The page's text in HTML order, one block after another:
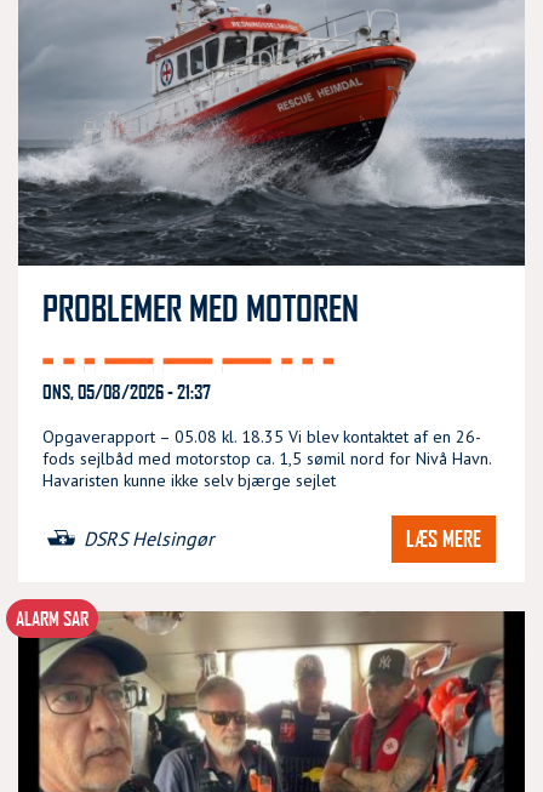
PROBLEMER MED MOTOREN
ONS, 05/08/2026 - 21:37
Opgaverapport – 05.08 kl. 18.35 Vi blev kontaktet af en 26-
fods sejlbåd med motorstop ca. 1,5 sømil nord for Nivå Havn.
Havaristen kunne ikke selv bjærge sejlet
DSRS Helsingør LÆS MERE
ALARM SAR